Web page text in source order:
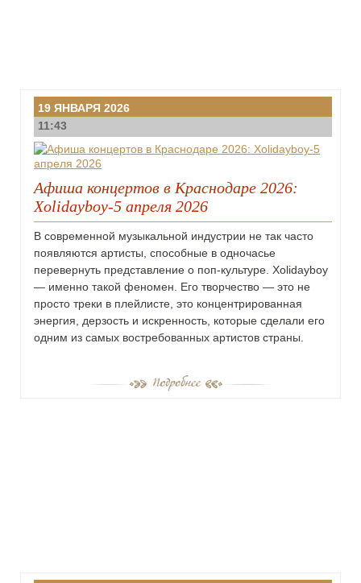
19 ЯНВАРЯ 2026
11:43
Афиша концертов в Краснодаре 2026:
Xolidayboy-5 апреля 2026
В современной музыкальной индустрии не так часто
появляются артисты, способные в одночасье
перевернуть представление о поп-культуре. Xolidayboy
— именно такой феномен. Его творчество — это не
просто треки в плейлисте, это концентрированная
энергия, дерзость и искренность, которые сделали его
одним из самых востребованных артистов страны.